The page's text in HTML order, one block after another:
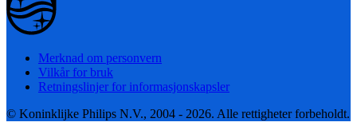
Merknad om personvern
Vilkår for bruk
Retningslinjer for informasjonskapsler
© Koninklijke Philips N.V., 2004 - 2026. Alle rettigheter forbeholdt.